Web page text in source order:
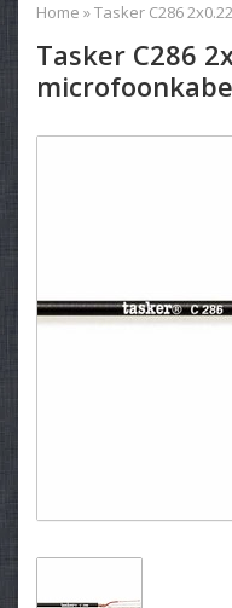
Home »Tasker C286
Tasker C286